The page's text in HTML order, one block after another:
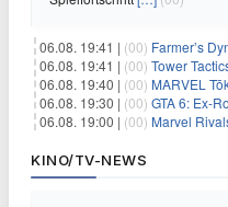
06.08. 19:41 | (00) Farmer’s
06.08. 19:41 | (00) Tower Tactics 2
06.08. 19:40 | (00) MARVEL
06.08. 19:30 | (00) GTA 6: Ex-
06.08. 19:00 | (00) Marvel Rivals:
KINO/TV-NEWS